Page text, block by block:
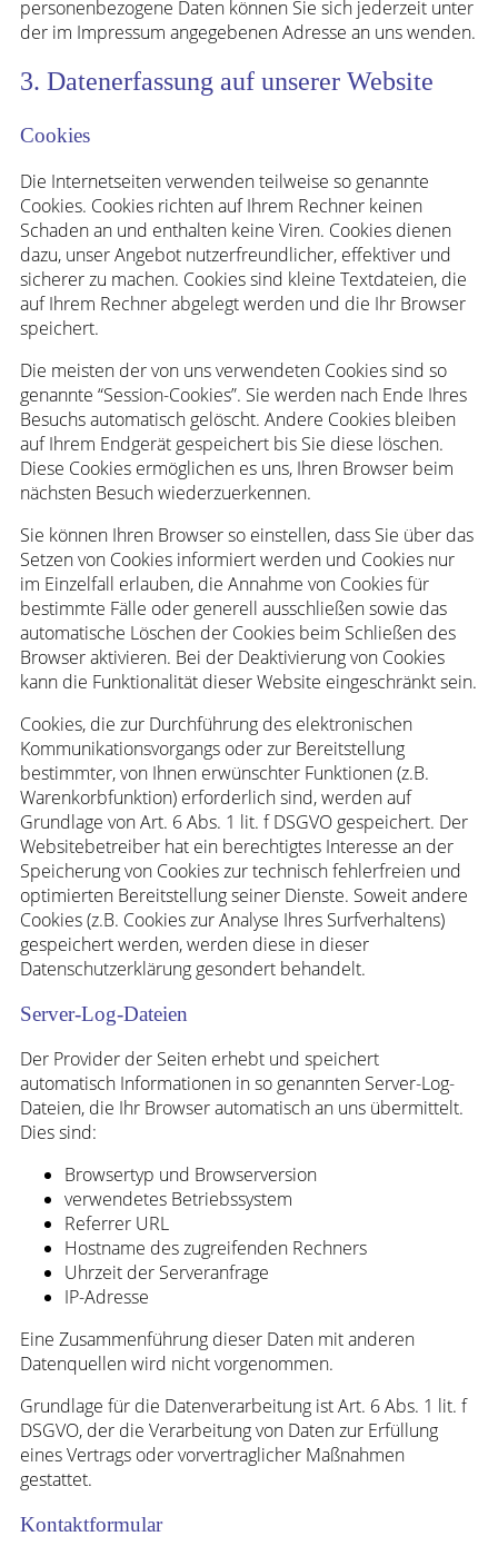
personenbezogene Daten können Sie sich jederzeit unter
der im Impressum angegebenen Adresse an uns wenden.
3. Datenerfassung auf unserer Website
Cookies
Die Internetseiten verwenden teilweise so genannte
Cookies. Cookies richten auf Ihrem Rechner keinen
Schaden an und enthalten keine Viren. Cookies dienen
dazu, unser Angebot nutzerfreundlicher, effektiver und
sicherer zu machen. Cookies sind kleine Textdateien, die
auf Ihrem Rechner abgelegt werden und die Ihr Browser
speichert.
Die meisten der von uns verwendeten Cookies sind so
genannte “Session-Cookies”. Sie werden nach Ende Ihres
Besuchs automatisch gelöscht. Andere Cookies bleiben
auf Ihrem Endgerät gespeichert bis Sie diese löschen.
Diese Cookies ermöglichen es uns, Ihren Browser beim
nächsten Besuch wiederzuerkennen.
Sie können Ihren Browser so einstellen, dass Sie über das
Setzen von Cookies informiert werden und Cookies nur
im Einzelfall erlauben, die Annahme von Cookies für
bestimmte Fälle oder generell ausschließen sowie das
automatische Löschen der Cookies beim Schließen des
Browser aktivieren. Bei der Deaktivierung von Cookies
kann die Funktionalität dieser Website eingeschränkt sein.
Cookies, die zur Durchführung des elektronischen
Kommunikationsvorgangs oder zur Bereitstellung
bestimmter, von Ihnen erwünschter Funktionen (z.B.
Warenkorbfunktion) erforderlich sind, werden auf
Grundlage von Art. 6 Abs. 1 lit. f DSGVO gespeichert. Der
Websitebetreiber hat ein berechtigtes Interesse an der
Speicherung von Cookies zur technisch fehlerfreien und
optimierten Bereitstellung seiner Dienste. Soweit andere
Cookies (z.B. Cookies zur Analyse Ihres Surfverhaltens)
gespeichert werden, werden diese in dieser
Datenschutzerklärung gesondert behandelt.
Server-Log-Dateien
Der Provider der Seiten erhebt und speichert
automatisch Informationen in so genannten Server-Log-
Dateien, die Ihr Browser automatisch an uns übermittelt.
Dies sind:
Browsertyp und Browserversion
verwendetes Betriebssystem
Referrer URL
Hostname des zugreifenden Rechners
Uhrzeit der Serveranfrage
IP-Adresse
Eine Zusammenführung dieser Daten mit anderen
Datenquellen wird nicht vorgenommen.
Grundlage für die Datenverarbeitung ist Art. 6 Abs. 1 lit. f
DSGVO, der die Verarbeitung von Daten zur Erfüllung
eines Vertrags oder vorvertraglicher Maßnahmen
gestattet.
Kontaktformular